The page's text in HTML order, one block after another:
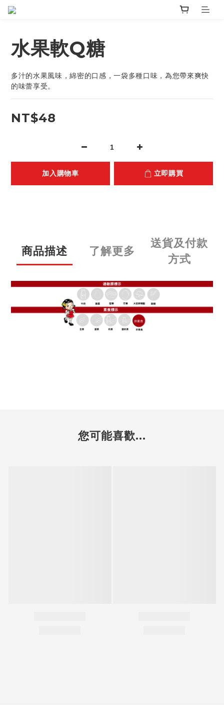
水果軟Q糖
多汁的水果風味，綿密的口感，一袋多種口味，為您帶來爽快
的味蕾享受。
NT$48
加入購物車 立即購買
商品描述 了解更多
送貨及付款
方式
您可能喜歡...